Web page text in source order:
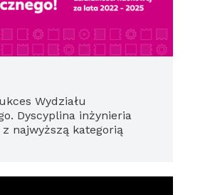
Wydziału
Dyscyplina inżynieria
najwyższą kategorią